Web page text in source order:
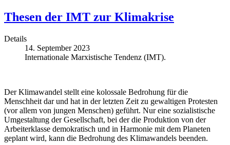
Thesen der IMT zur Klimakrise
Details
14. September 2023
Internationale Marxistische Tendenz (IMT).
Der Klimawandel stellt eine kolossale Bedrohung für die
Menschheit dar und hat in der letzten Zeit zu gewaltigen Protesten
(vor allem von jungen Menschen) geführt. Nur eine sozialistische
Umgestaltung der Gesellschaft, bei der die Produktion von der
Arbeiterklasse demokratisch und in Harmonie mit dem Planeten
geplant wird, kann die Bedrohung des Klimawandels beenden.